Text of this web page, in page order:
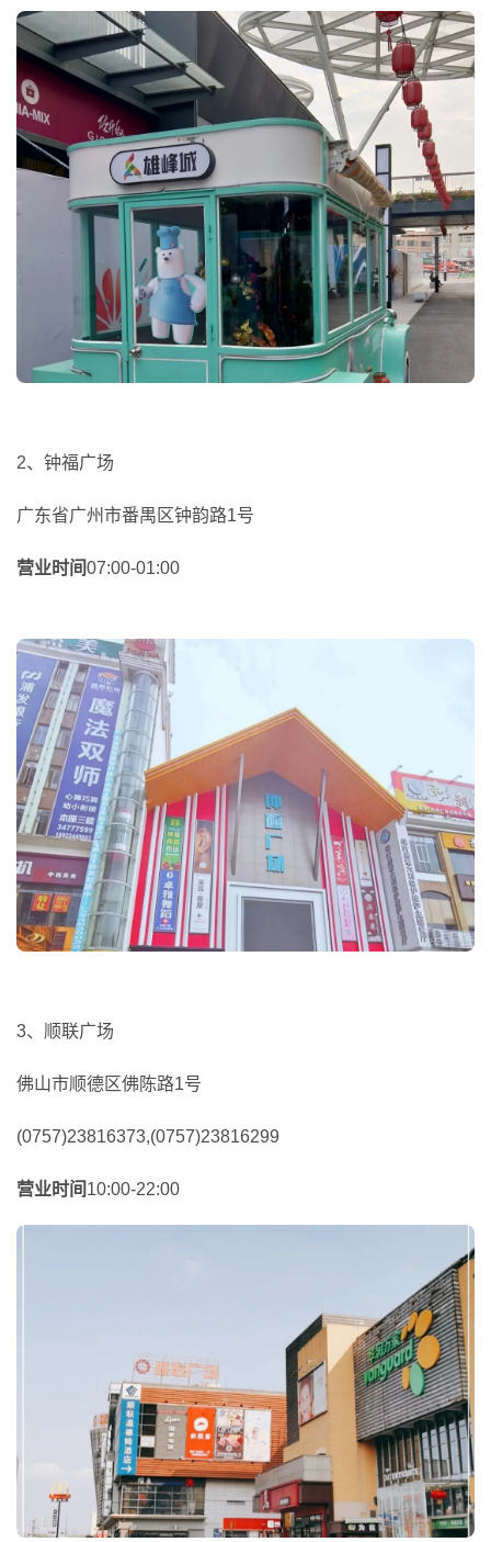
2、钟福广场
广东省广州市番禺区钟韵路1号
营业时间07:00-01:00
3、顺联广场
佛山市顺德区佛陈路1号
(0757)23816373,(0757)23816299
营业时间 10:00-22:00